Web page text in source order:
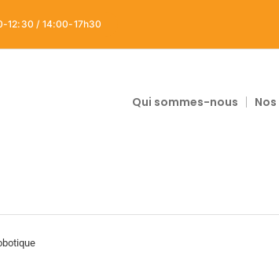
12:30 / 14:00-17h30
Qui sommes-nous